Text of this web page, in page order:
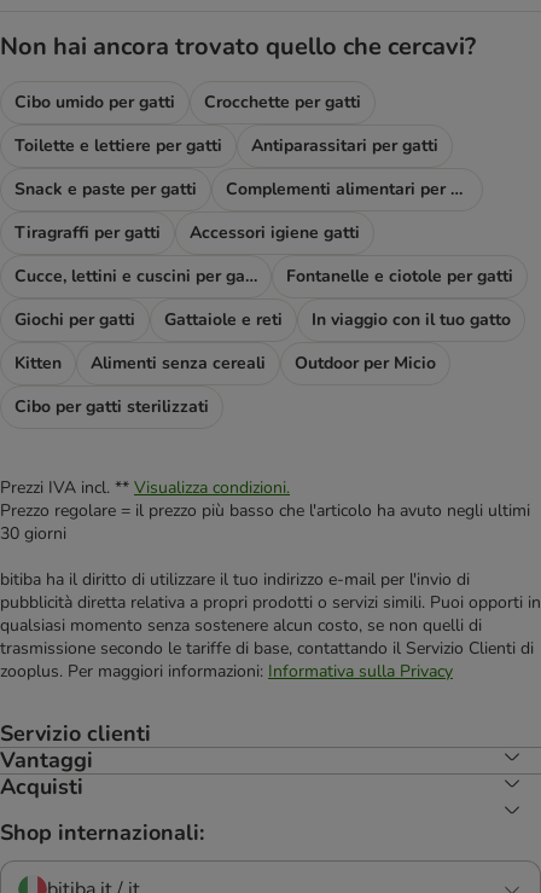
Non hai ancora trovato quello che cercavi?
Cibo umido per gatti
Crocchette per gatti
Toilette e lettiere per gatti
Antiparassitari per gatti
Snack e paste per gatti
Complementi alimentari per gatti
Tiragraffi per gatti
Accessori igiene gatti
Cucce, lettini e cuscini per gatti
Fontanelle e ciotole per gatti
Giochi per gatti
Gattaiole e reti
In viaggio con il tuo gatto
Kitten
Alimenti senza cereali
Outdoor per Micio
Cibo per gatti sterilizzati
Prezzi IVA incl. ** Visualizza condizioni.
Prezzo regolare = il prezzo più basso che l'articolo ha avuto negli ultimi
30 giorni
bitiba ha il diritto di utilizzare il tuo indirizzo e-mail per l'invio di
pubblicità diretta relativa a propri prodotti o servizi simili. Puoi opporti in
qualsiasi momento senza sostenere alcun costo, se non quelli di
trasmissione secondo le tariffe di base, contattando il Servizio Clienti di
zooplus. Per maggiori informazioni: Informativa sulla Privacy
Servizio clienti
Vantaggi
Acquisti
Shop internazionali: